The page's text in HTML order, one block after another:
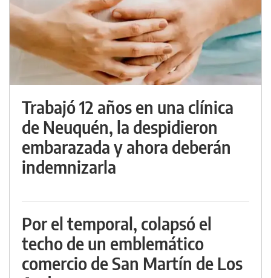
Trabajó 12 años en una clínica
de Neuquén, la despidieron
embarazada y ahora deberán
indemnizarla
Por el temporal, colapsó el
techo de un emblemático
comercio de San Martín de Los